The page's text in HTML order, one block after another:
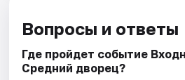
Вопросы и ответы
Где пройдет событие
Средний дворец?